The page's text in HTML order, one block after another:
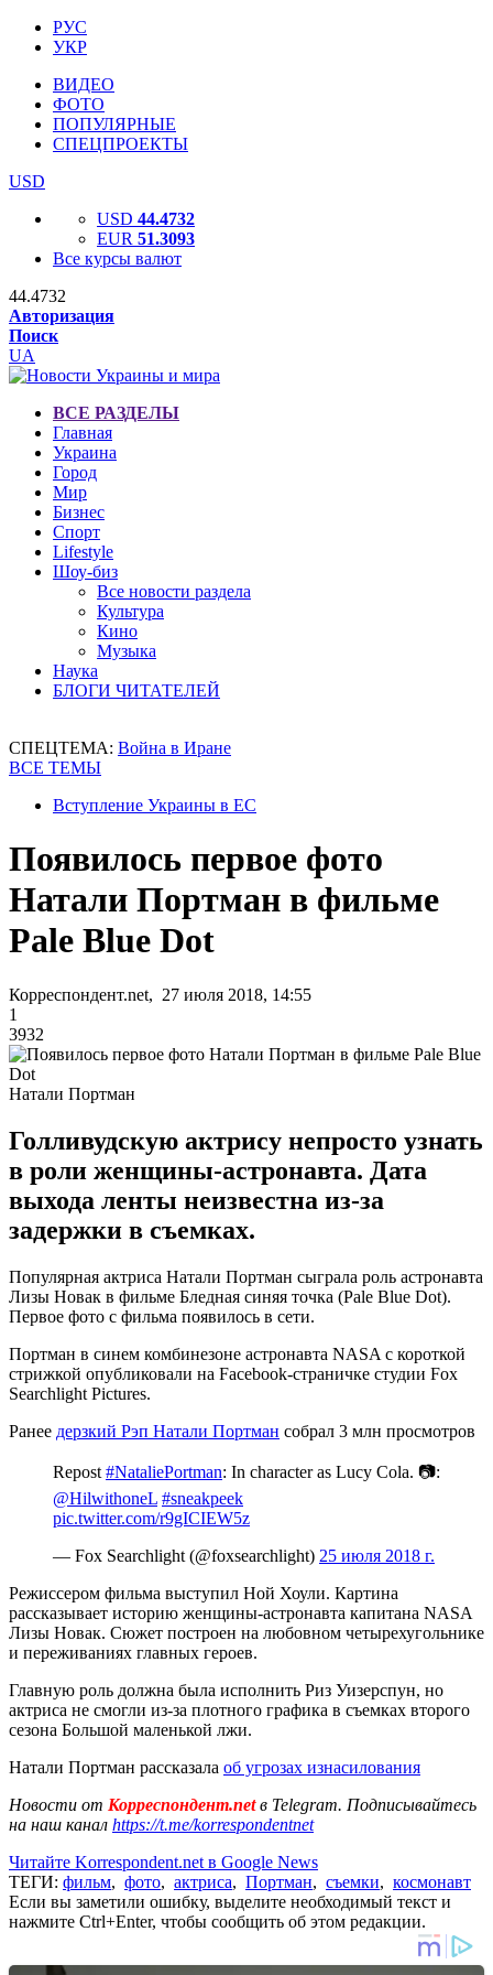
РУС
УКР
ВИДЕО
ФОТО
ПОПУЛЯРНЫЕ
СПЕЦПРОЕКТЫ
USD
USD 44.4732
EUR 51.3093
Все курсы валют
44.4732
Авторизация
Поиск
UA
ВСЕ РАЗДЕЛЫ
Главная
Украина
Город
Мир
Бизнес
Спорт
Lifestyle
Шоу-биз
Все новости раздела
Культура
Кино
Музыка
Наука
БЛОГИ ЧИТАТЕЛЕЙ
СПЕЦТЕМА: Война в Иране
ВСЕ ТЕМЫ
Вступление Украины в ЕС
Появилось первое фото
Натали Портман в фильме
Pale Blue Dot
Корреспондент.net, 27 июля 2018, 14:55
1
3932
Натали Портман
Голливудскую актрису непросто узнать
в роли женщины-астронавта. Дата
выхода ленты неизвестна из-за
задержки в съемках.
Популярная актриса Натали Портман сыграла роль астронавта
Лизы Новак в фильме Бледная синяя точка (Pale Blue Dot).
Первое фото с фильма появилось в сети.
Портман в синем комбинезоне астронавта NASA с короткой
стрижкой опубликовали на Facebook-страничке студии Fox
Searchlight Pictures.
Ранее дерзкий Рэп Натали Портман собрал 3 млн просмотров
Repost #NataliePortman: In character as Lucy Cola. 📷:
@HilwithoneL #sneakpeek
pic.twitter.com/r9gICIEW5z
— Fox Searchlight (@foxsearchlight) 25 июля 2018 г.
Режиссером фильма выступил Ной Хоули. Картина
рассказывает историю женщины-астронавта капитана NASA
Лизы Новак. Сюжет построен на любовном четырехугольнике
и переживаниях главных героев.
Главную роль должна была исполнить Риз Уизерспун, но
актриса не смогли из-за плотного графика в съемках второго
сезона Большой маленькой лжи.
Натали Портман рассказала об угрозах изнасилования
Новости от Корреспондент.netв Telegram. Подписывайтесь
на наш канал https://t.me/korrespondentnet
Читайте Korrespondent.net в Google News
ТЕГИ: фильм, фото, актриса, Портман, съемки, космонавт
Если вы заметили ошибку, выделите необходимый текст и
нажмите Ctrl+Enter, чтобы сообщить об этом редакции.